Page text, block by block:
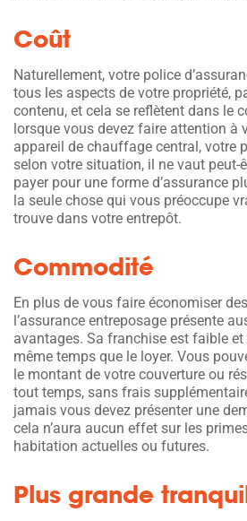
Coût
Naturellement, votre police
tous les aspects de votre propriété,
contenu, et cela se reflètent dans le
lorsque vous devez faire attention à
appareil de chauffage central, votre
selon votre situation, il ne vaut peut-
payer pour une forme d’assurance
la seule chose qui vous préoccupe
trouve dans votre entrepôt.
Commodité
En plus de vous faire économiser
l’assurance entreposage présente
avantages. Sa franchise est faible et
même temps que le loyer. Vous
le montant de votre couverture ou
tout temps, sans frais
jamais vous devez présenter une
cela n’aura aucun effet sur les
habitation actuelles ou futures.
Plus grande